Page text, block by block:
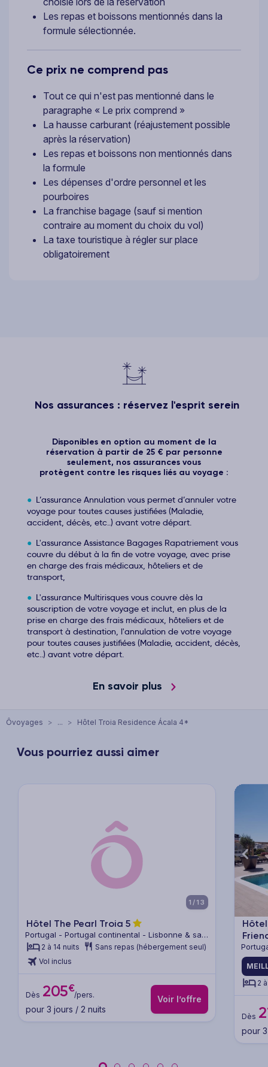
Les repas et boissons mentionnés dans la
formule sélectionnée.
Ce prix ne comprend pas
Tout ce qui n'est pas mentionné dans le
paragraphe « Le prix comprend »
La hausse carburant (réajustement possible
après la réservation)
Les repas et boissons non mentionnés dans
la formule
Les dépenses d'ordre personnel et les
pourboires
La franchise bagage (sauf si mention
contraire au moment du choix du vol)
La taxe touristique à régler sur place
obligatoirement
Nos assurances : réservez l'esprit serein
Disponibles en option au moment de la
réservation à partir de 25 € par personne
seulement, nos assurances vous
protègent contre les risques liés au voyage :
L’assurance Annulation vous permet d’annuler votre
voyage pour toutes causes justifiées (Maladie,
accident, décès, etc..) avant votre départ.
L'assurance Assistance Bagages Rapatriement vous
couvre du début à la fin de votre voyage, avec prise
en charge des frais médicaux, hôteliers et de
transport,
L'assurance Multirisques vous couvre dès la
souscription de votre voyage et inclut, en plus de la
prise en charge des frais médicaux, hôteliers et de
transport à destination, l'annulation de votre voyage
pour toutes causes justifiées (Maladie, accident, décès,
etc..) avant votre départ.
En savoir plus
Ôvoyages > ... > Hôtel Troia Residence Ácala 4*
Vous pourriez aussi aimer
1/13
Hôtel The Pearl Troia 5
Portugal - Portugal continental - Lisbonne & sa
région2 à 14 nuits
Sans repas (hébergement seul)
Vol inclus
Dès 205€
/pers.
pour 3 jours / 2 nuits
Voir l’offre
région
2
Dès
pour